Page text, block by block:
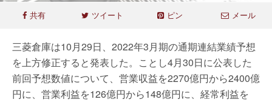
共有 ツイート ピン メール
三菱倉庫は10月29日、2022年3月期の通期連結業績予想
を上方修正すると発表した。ことし4月30日に公表した
前回予想数値について、営業収益を2270億円から2400億
円に、営業利益を126億円から148億円に、経常利益を